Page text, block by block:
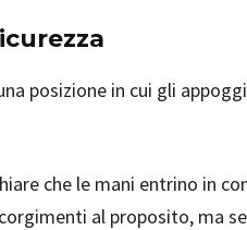
posizione in cui gli
che le mani entrino in
al proposito, ma